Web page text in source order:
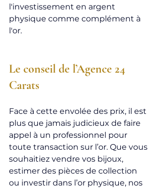
l'investissement en argent
physique comme complément à
l'or.
Le conseil de l’Agence 24
Carats
Face à cette envolée des prix, il est
plus que jamais judicieux de faire
appel à un professionnel pour
toute transaction sur l’or. Que vous
souhaitiez vendre vos bijoux,
estimer des pièces de collection
ou investir dans l’or physique, nos